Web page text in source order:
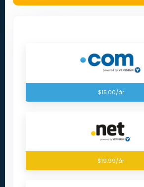
$15.00/år
$19.99/år